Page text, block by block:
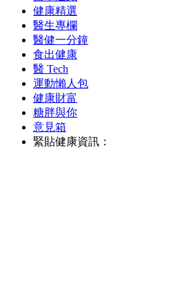
健康精選
醫生專欄
醫健一分鐘
食出健康
醫 Tech
運動懶人包
健康財富
糖胖與你
意見箱
緊貼健康資訊：